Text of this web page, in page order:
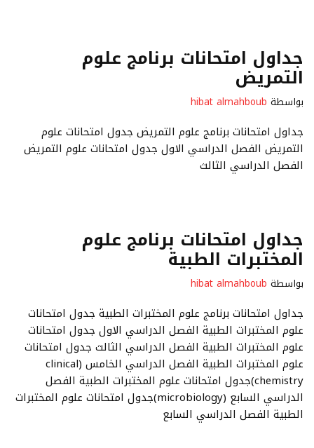
جداول امتحانات برنامج علوم
التمريض
بواسطة hibat almahboub
جداول امتحانات برنامج علوم التمريض جدول امتحانات علوم
التمريض الفصل الدراسي الاول جدول امتحانات علوم التمريض
الفصل الدراسي الثالث
جداول امتحانات برنامج علوم
المختبرات الطبية
بواسطة hibat almahboub
جداول امتحانات برنامج علوم المختبرات الطبية جدول امتحانات
علوم المختبرات الطبية الفصل الدراسي الاول جدول امتحانات
علوم المختبرات الطبية الفصل الدراسي الثالث جدول امتحانات
علوم المختبرات الطبية الفصل الدراسي الخامس (clinical
chemistry)جدول امتحانات علوم المختبرات الطبية الفصل
الدراسي السابع (microbiology)جدول امتحانات علوم المختبرات
الطبية الفصل الدراسي السابع